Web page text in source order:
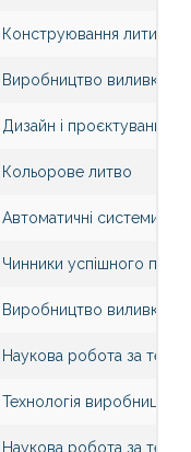
Конструювання литих
Виробництво виливків із
Дизайн і проєктування
Кольорове литво
Автоматичні системи
Чинники успішного
Виробництво виливків
Наукова робота за темою
Технологія виробництва
Наукова робота за темою